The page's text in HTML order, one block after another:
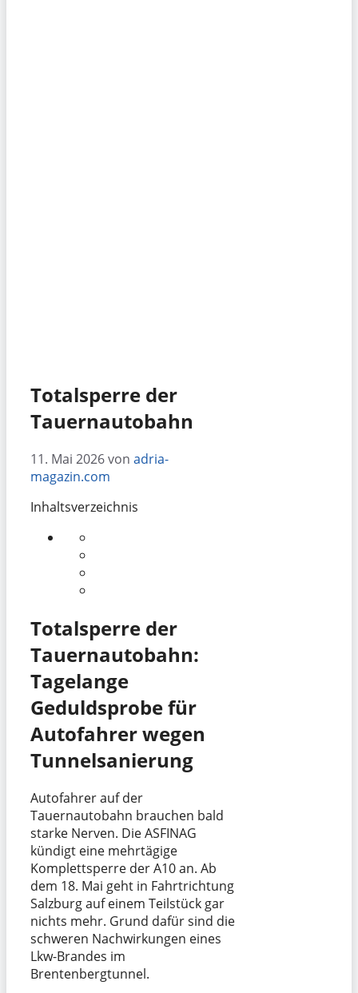
Totalsperre der
Tauernautobahn
11. Mai 2026von adria-
magazin.com
Inhaltsverzeichnis
Totalsperre der
Tauernautobahn:
Tagelange
Geduldsprobe für
Autofahrer wegen
Tunnelsanierung
Autofahrer auf der
Tauernautobahn brauchen bald
starke Nerven. Die ASFINAG
kündigt eine mehrtägige
Komplettsperre der A10 an. Ab
dem 18. Mai geht in Fahrtrichtung
Salzburg auf einem Teilstück gar
nichts mehr. Grund dafür sind die
schweren Nachwirkungen eines
Lkw-Brandes im
Brentenbergtunnel.